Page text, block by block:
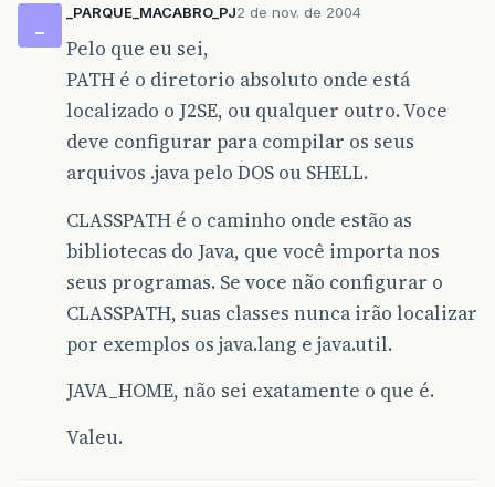
_PARQUE_MACABRO_PJ2 de nov. de 2004
Pelo que eu sei,
PATH é o diretorio absoluto onde está
localizado o J2SE, ou qualquer outro. Voce
deve configurar para compilar os seus
arquivos .java pelo DOS ou SHELL.
CLASSPATH é o caminho onde estão as
bibliotecas do Java, que você importa nos
seus programas. Se voce não configurar o
CLASSPATH, suas classes nunca irão localizar
por exemplos os java.lang e java.util.
JAVA_HOME, não sei exatamente o que é.
Valeu.